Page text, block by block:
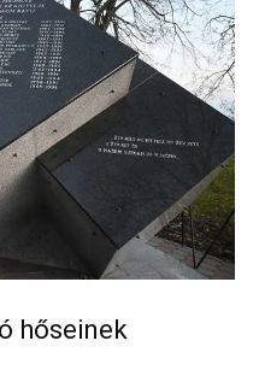
hőseinek